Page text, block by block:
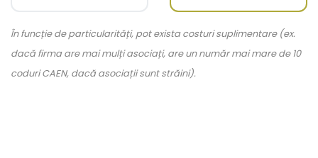
În funcție de particularități, pot exista costuri suplimentare (ex.
dacă firma are mai mulți asociați, are un număr mai mare de 10
coduri CAEN, dacă asociații sunt străini).